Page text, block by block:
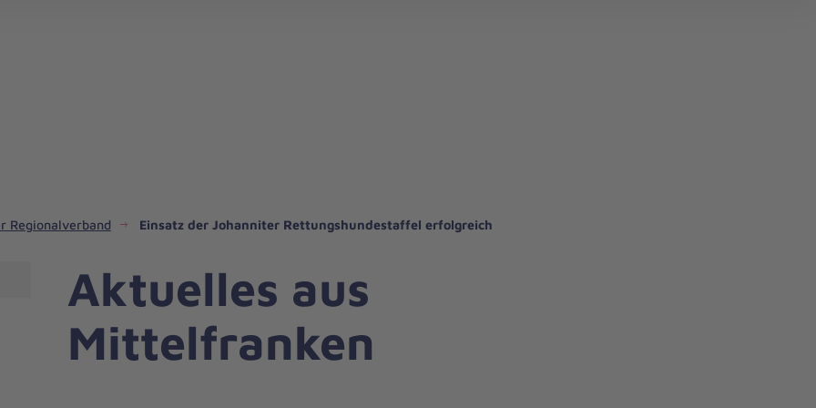
Regionalverband Einsatz der Johanniter Rettungshundestaffel erfolgreich
Aktuelles aus
Mittelfranken